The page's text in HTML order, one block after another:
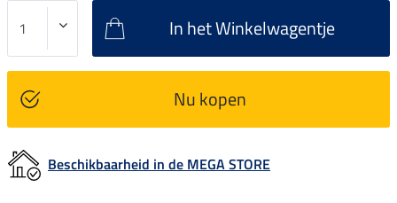
In het Winkelwagentje
Nu kopen
Beschikbaarheid in de MEGA STORE